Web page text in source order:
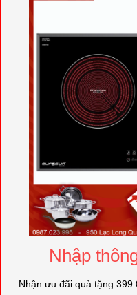
Nhập
Nhận ưu đãi quà tặng